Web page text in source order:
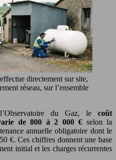
directement sur site,
réseau, sur l’ensemble
du Gaz, le coût
de 800 à 2 000 € selon la
annuelle obligatoire dont le
€. Ces chiffres donnent une base
initial et les charges récurrentes